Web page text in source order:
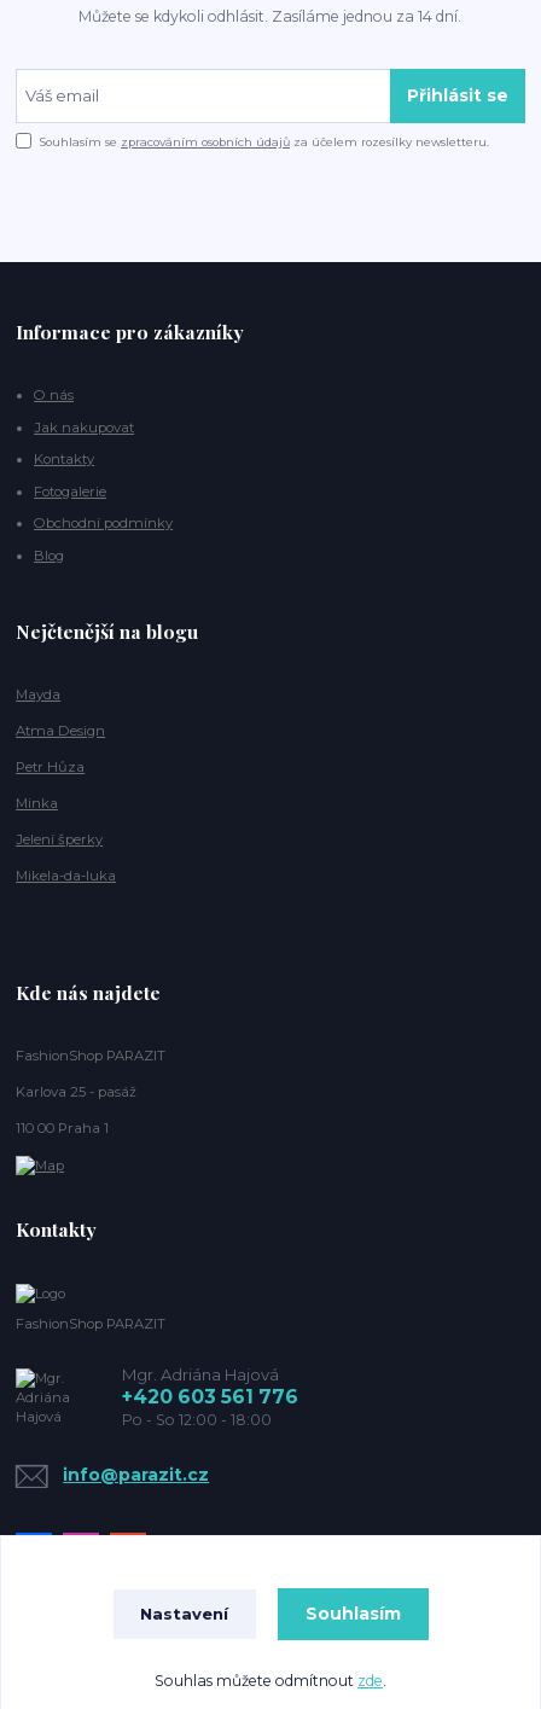
Můžete se kdykoli odhlásit. Zasíláme jednou za 14 dní.
Přihlásit se
Souhlasím se zpracováním osobních údajů za účelem rozesílky newsletteru.
Informace pro zákazníky
O nás
Jak nakupovat
Kontakty
Fotogalerie
Obchodní podmínky
Blog
Nejčtenější na blogu
Mayda
Atma Design
Petr Hůza
Minka
Jelení šperky
Mikela-da-luka
Kde nás najdete
FashionShop PARAZIT
Karlova 25 - pasáž
110 00 Praha 1
Kontakty
FashionShop PARAZIT
Mgr. Adriána Hajová
+420 603 561 776
Po - So 12:00 - 18:00
info@parazit.cz
Vytvořeno na
Eshop-rychle.cz
Nastavení Souhlasím
Souhlas můžete odmítnout zde